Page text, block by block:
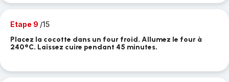
Etape 9 /15
Placez la cocotte dans un four froid. Allumez le four à
240°C. Laissez cuire pendant 45 minutes.